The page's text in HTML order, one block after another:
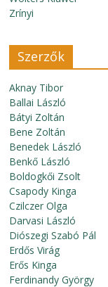
Zrínyi
Szerzők
Aknay Tibor
Ballai László
Bátyi Zoltán
Bene Zoltán
Benedek László
Benkő László
Boldogkői Zsolt
Csapody Kinga
Czilczer Olga
Darvasi László
Diószegi Szabó Pál
Erdős Virág
Erős Kinga
Ferdinandy György